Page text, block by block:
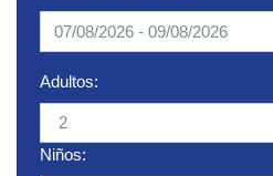
Adultos:
Niños: